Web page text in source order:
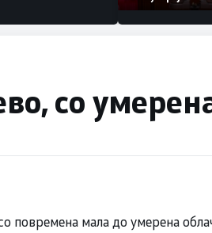
со
повремена мала до умерена